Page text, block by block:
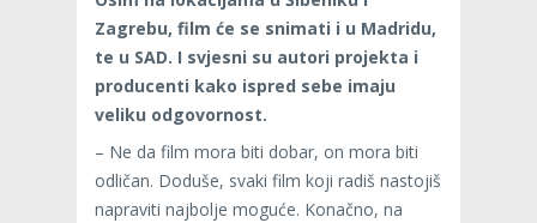
Zagrebu, film će se snimati i u Madridu,
te u SAD. I svjesni su autori projekta i
producenti kako ispred sebe imaju
veliku odgovornost.
– Ne da film mora biti dobar, on mora biti
odličan. Doduše, svaki film koji radiš nastojiš
napraviti najbolje moguće. Konačno, na